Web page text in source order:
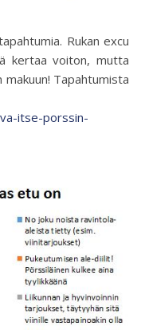
Rukan excu
kertaa voiton, mutta
Tapahtumista
itse-porssin-